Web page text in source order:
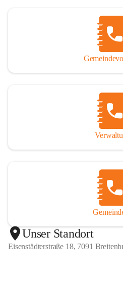
Unser Standort
Eisenstädterstraße 18, 7091